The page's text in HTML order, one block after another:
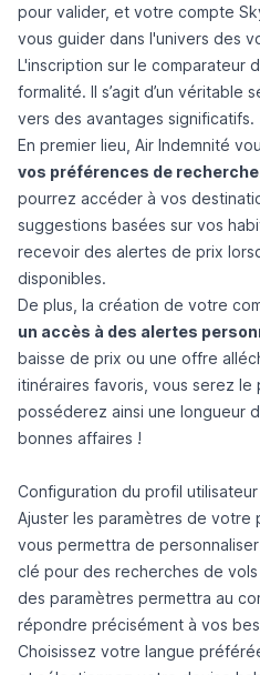
pour valider, et votre compte
vous guider dans l'univers des
L'inscription sur le comparateur
formalité. Il s’agit d’un véritable
vers des avantages significatifs.
En premier lieu, Air Indemnité
vos préférences de recherche
pourrez accéder à vos
suggestions basées sur vos
recevoir des alertes de prix
disponibles.
De plus, la création de votre
un accès à des alertes
baisse de prix ou une offre
itinéraires favoris, vous serez le
posséderez ainsi une longueur
bonnes affaires !
Configuration du profil utilisateur
Ajuster les paramètres de votre
vous permettra de
clé pour des recherches de
des paramètres permettra au
répondre précisément à vos
Choisissez votre langue